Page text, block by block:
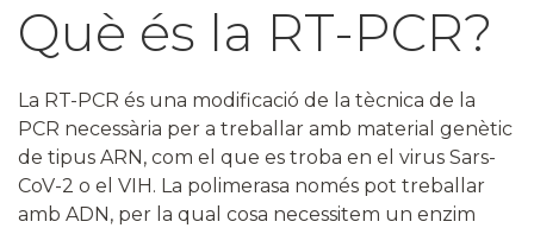
Què és la RT-PCR?
La RT-PCR és una modificació de la tècnica de la
PCR necessària per a treballar amb material genètic
de tipus ARN, com el que es troba en el virus Sars-
CoV-2 o el VIH. La polimerasa només pot treballar
amb ADN, per la qual cosa necessitem un enzim